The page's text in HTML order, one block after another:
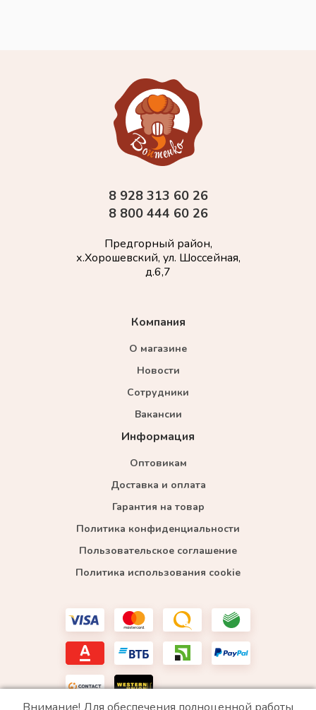
Компания
О магазине
Новости
Сотрудники
Вакансии
Информация
Оптовикам
Доставка и оплата
Гарантия на товар
Политика конфиденциальности
Пользовательское соглашение
Политика использования cookie
8 928 313 60 26
8 800 444 60 26
Предгорный район,
х.Хорошевский, ул. Шоссейная,
д.6,7